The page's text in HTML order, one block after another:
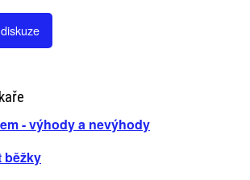
- výhody a nevýhody
běžky